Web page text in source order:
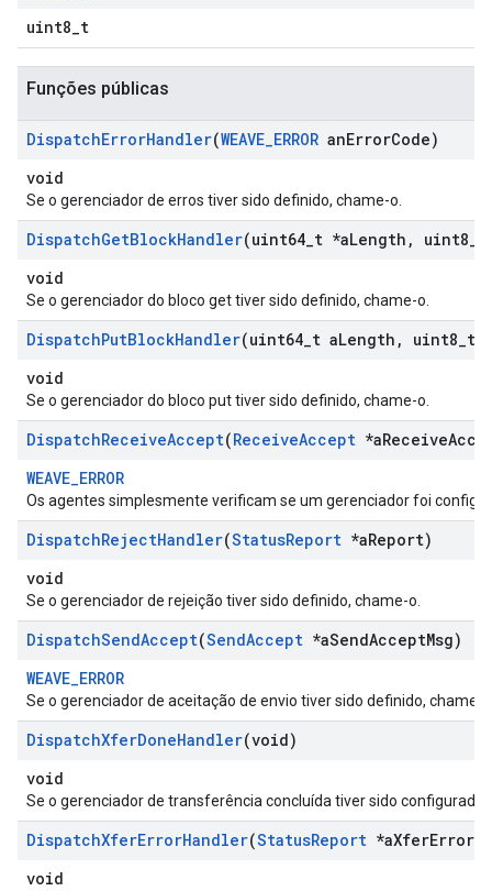
uint8_t
Funções públicas
DispatchErrorHandler(WEAVE_ERROR anErrorCode)
void
Se o gerenciador de erros tiver sido definido, chame-o.
DispatchGetBlockHandler(uint64 t *aLength , uint8
void
Se o gerenciador do bloco get tiver sido definido, chame-o.
DispatchPutBlockHandler(uint64 t aLength , uint8 t
void
Se o gerenciador do bloco put tiver sido definido, chame-o.
DispatchReceiveAccept(ReceiveAccept *aReceive
WEAVE_ERROR
Os agentes simplesmente verificam se um gerenciador foi
DispatchRejectHandler(StatusReport *aReport)
void
Se o gerenciador de rejeição tiver sido definido, chame-o.
DispatchSendAccept(SendAccept *aSendAcceptMsg)
WEAVE_ERROR
Se o gerenciador de aceitação de envio tiver sido definido, chame-
DispatchXferDoneHandler(void)
void
Se o gerenciador de transferência concluída tiver sido configurado,
DispatchXferErrorHandler(StatusReport *aXferError)
void